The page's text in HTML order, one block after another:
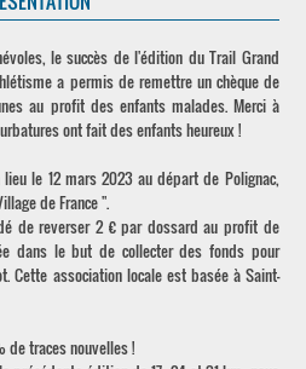
le succès de l'édition du Trail Grand
a permis de remettre un chèque de
au profit des enfants malades. Merci à
ont fait des enfants heureux !
le 12 mars 2023 au départ de Polignac,
de France ".
de reverser 2 € par dossard au profit de
dans le but de collecter des fonds pour
Cette association locale est basée à Saint-
de traces nouvelles !